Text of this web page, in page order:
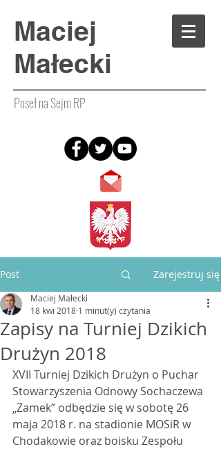
Maciej
Małecki
Poseł na Sejm RP
Post Zarejestruj się
Zapisy na Turniej Dzikich
Drużyn 2018
Maciej Małecki
18 kwi 2018 1 minut(y) czytania
XVII Turniej Dzikich Drużyn o Puchar
Stowarzyszenia Odnowy Sochaczewa
„Zamek” odbędzie się w sobotę 26
maja 2018 r. na stadionie MOSiR w
Chodakowie oraz boisku Zespołu